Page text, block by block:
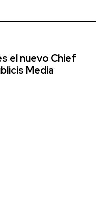
el nuevo Chief
Media